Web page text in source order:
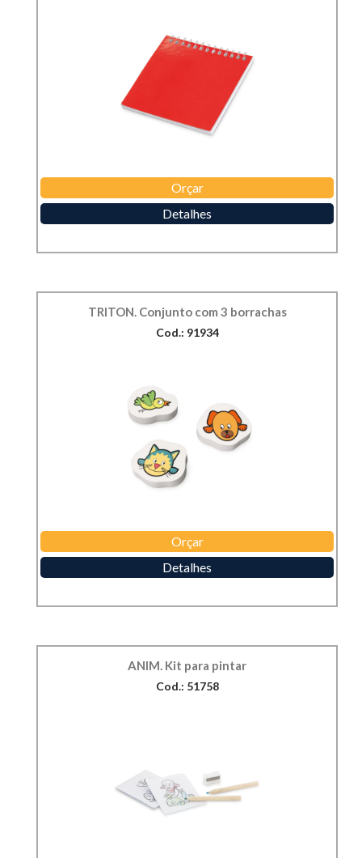
Orçar
Detalhes
TRITON. Conjunto com 3 borrachas
Cod.: 91934
Orçar
Detalhes
ANIM. Kit para pintar
Cod.: 51758